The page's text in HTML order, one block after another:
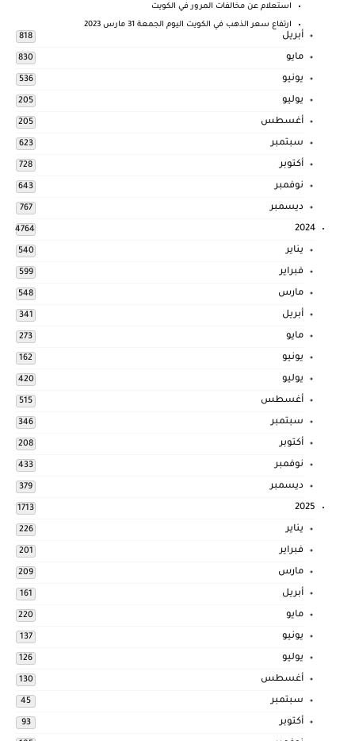
استعلام عن مخالفات المرور في الكويت
ارتفاع سعر الذهب في الكويت اليوم الجمعة 31 مارس 2023
أبريل 818
مايو 830
يونيو 536
يوليو 205
أغسطس 205
سبتمبر 623
أكتوبر 728
نوفمبر 643
ديسمبر 767
2024
4764
يناير 540
فبراير 599
مارس 548
أبريل 341
مايو 273
يونيو 162
يوليو 420
أغسطس 515
سبتمبر 346
أكتوبر 208
نوفمبر 433
ديسمبر 379
2025
1713
يناير 226
فبراير 201
مارس 209
أبريل 161
مايو 220
يونيو 137
يوليو 126
أغسطس 130
سبتمبر 45
أكتوبر 93